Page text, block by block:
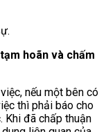
hoãn và chấm
nếu một bên có
thì phải báo cho
Khi đã chấp thuận